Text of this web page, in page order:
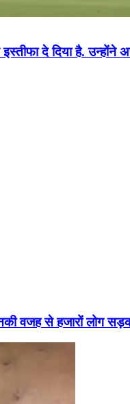
दे दिया है. उन्होंने
वजह से हजारों लोग